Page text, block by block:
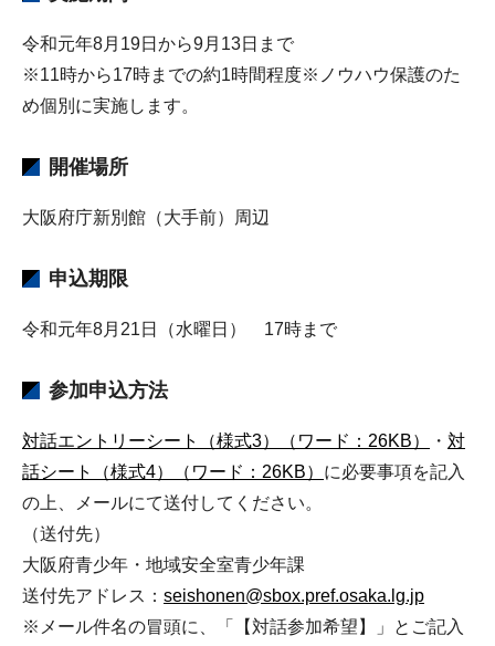
令和元年8月19日から9月13日まで
※11時から17時までの約1時間程度※ノウハウ保護のた
め個別に実施します。
開催場所
大阪府庁新別館（大手前）周辺
申込期限
令和元年8月21日（水曜日） 17時まで
参加申込方法
対話エントリーシート（様式3）（ワード：26KB） ・ 対
話シート（様式4）（ワード：26KB） に必要事項を記入
の上、メールにて送付してください。
（送付先）
大阪府青少年・地域安全室青少年課
送付先アドレス： seishonen@sbox.pref.osaka.lg.jp
※メール件名の冒頭に、「【対話参加希望】」とご記入